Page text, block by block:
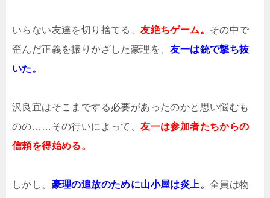
いらない友達を切り捨てる、友絶ちゲーム。 その中で
歪んだ正義を振りかざした豪理を、友一は銃で撃ち抜
いた。
沢良宜はそこまでする必要があったのかと思い悩むも
のの……その行いによって、友一は参加者たちからの
信頼を得始める。
しかし、 豪理の追放のために山小屋は炎上。全員は物